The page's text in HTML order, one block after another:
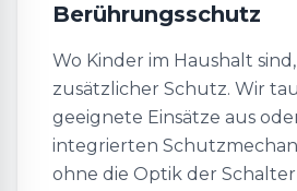
Berührungsschutz
Wo Kinder im Haushalt
zusätzlicher Schutz. Wir
geeignete Einsätze aus
integrierten
ohne die Optik der